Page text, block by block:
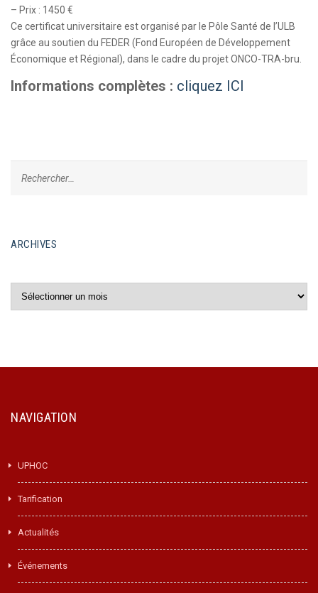
– Prix : 1450 €
Ce certificat universitaire est organisé par le Pôle Santé de l’ULB
grâce au soutien du FEDER (Fond Européen de Développement
Économique et Régional), dans le cadre du projet ONCO-TRA-bru.
Informations complètes : cliquez ICI
ARCHIVES
NAVIGATION
UPHOC
Tarification
Actualités
Événements